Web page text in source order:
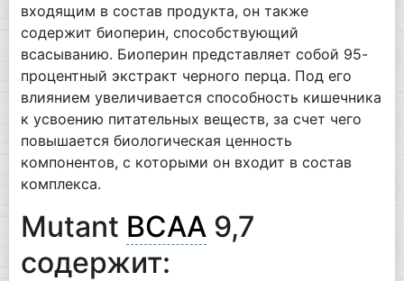
входящим в состав продукта, он также
содержит биоперин, способствующий
всасыванию. Биоперин представляет собой 95-
процентный экстракт черного перца. Под его
влиянием увеличивается способность кишечника
к усвоению питательных веществ, за счет чего
повышается биологическая ценность
компонентов, с которыми он входит в состав
комплекса.
Mutant BCAA9,7
содержит: